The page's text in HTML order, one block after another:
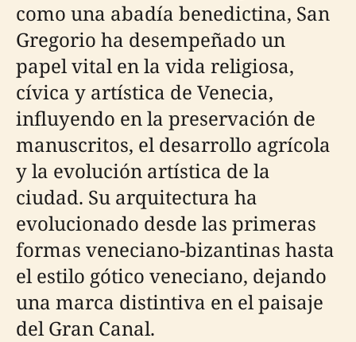
como una abadía benedictina, San
Gregorio ha desempeñado un
papel vital en la vida religiosa,
cívica y artística de Venecia,
influyendo en la preservación de
manuscritos, el desarrollo agrícola
y la evolución artística de la
ciudad. Su arquitectura ha
evolucionado desde las primeras
formas veneciano-bizantinas hasta
el estilo gótico veneciano, dejando
una marca distintiva en el paisaje
del Gran Canal.